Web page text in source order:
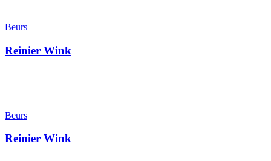
Beurs
Reinier Wink
Beurs
Reinier Wink